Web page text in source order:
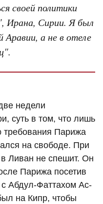
своей политики
Ирана, Сирии. Я был
Аравии, а не в отеле
недели
суть в том, что лишь
требования Парижа
на свободе. При
Ливан не спешит. Он
Парижа посетив
с Абдул-Фаттахом Ас-
на Кипр, чтобы